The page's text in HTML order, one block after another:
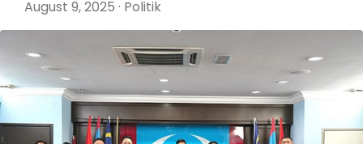
August 9, 2025 · Politik